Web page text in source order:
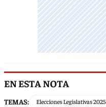
EN ESTA NOTA
TEMAS: Elecciones Legislativas 2025